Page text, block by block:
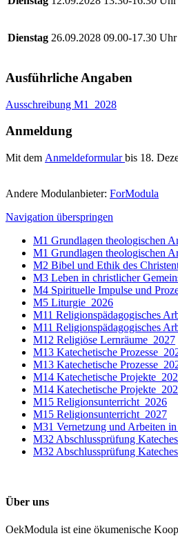
Dienstag 26.09.2028 09.00-17.30 Uhr
Ausführliche Angaben
Ausschreibung M1_2028
Anmeldung
Mit dem Anmeldeformularbis 18.
Andere Modulanbieter: ForModula
Navigation überspringen
M1 Grundlagen theologischen
M1 Grundlagen theologischen
M2 Bibel und Ethik des
M3 Leben in christlicher
M4 Spirituelle Impulse und
M5 Liturgie_2026
M11 Religionspädagogisches
M11 Religionspädagogisches
M12 Religiöse Lernräume_2027
M13 Katechetische
M13 Katechetische
M14 Katechetische
M14 Katechetische
M15 Religionsunterricht_2026
M15 Religionsunterricht_2027
M31 Vernetzung und Arbeiten
M32 Abschlussprüfung
M32 Abschlussprüfung
Über uns
OekModula ist eine ökumenische